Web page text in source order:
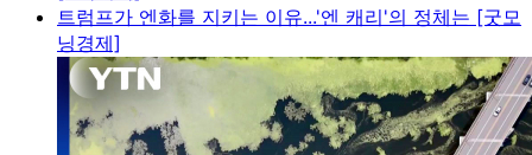
트럼프가 엔화를 지키는 이유...'엔 캐리'의 정체는 [굿모
닝경제]